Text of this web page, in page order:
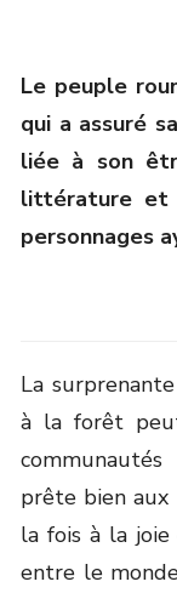
Le peuple
qui a assuré
liée à son
littérature et
personnages
La
à la forêt
prête bien aux
la fois à la
entre le